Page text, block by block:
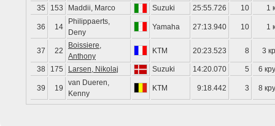
35 153 Maddii, Marco Suzuki 25:55.726 10 1
36 14
Philippaerts,
Deny
Yamaha 27:13.940 10 1
37 22
Boissiere,
Anthony
KTM 20:23.523 8 3
38 175 Larsen, Nikolaj Suzuki 14:20.070 5 6
39 19
van Dueren,
Kenny
KTM 9:18.442 3 8